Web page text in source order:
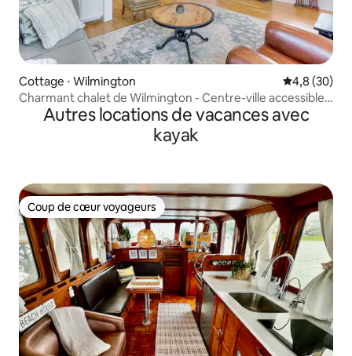
Cottage ⋅ Wilmington Évaluation
4,8 (30)
Charmant chalet de Wilmington - Centre-ville accessible à
pied !Autres locations de vacances avec
kayak
Coup de cœur voyageurs
Coup de cœur voyageurs